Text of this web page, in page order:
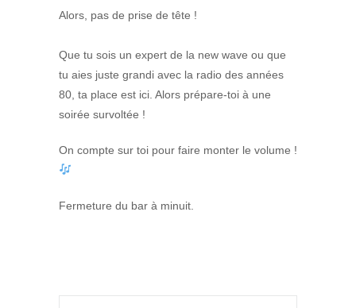
Alors, pas de prise de tête !
Que tu sois un expert de la new wave ou que
tu aies juste grandi avec la radio des années
80, ta place est ici. Alors prépare-toi à une
soirée survoltée !
On compte sur toi pour faire monter le volume !
Fermeture du bar à minuit.